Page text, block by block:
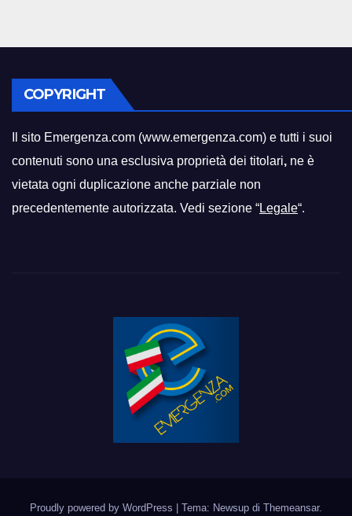
COPYRIGHT
Il sito Emergenza.com (www.emergenza.com) e tutti i suoi
contenuti sono una esclusiva proprietà dei titolari, ne è
vietata ogni duplicazione anche parziale non
precedentemente autorizzata. Vedi sezione “Legale“.
Proudly powered by WordPress | Tema: Newsup di Themeansar.